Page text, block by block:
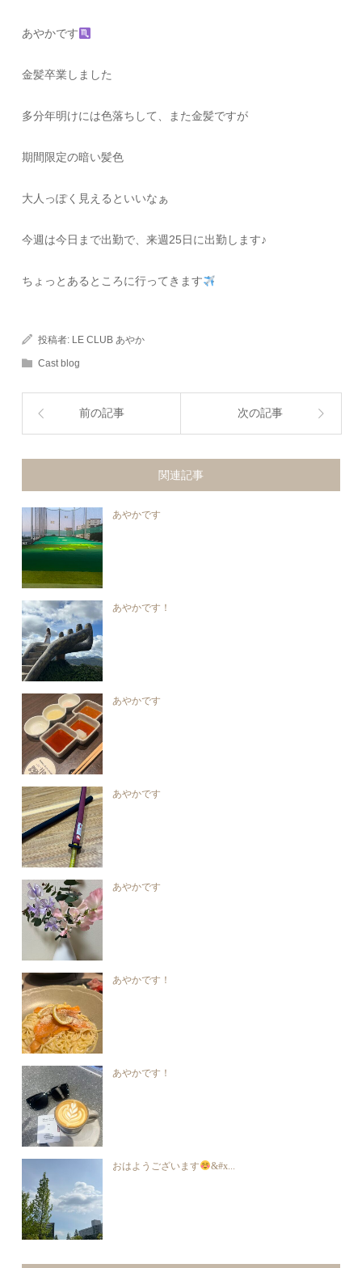
あやかです
金髪卒業しました
多分年明けには色落ちして、また金髪ですが
期間限定の暗い髪色
大人っぽく見えるといいなぁ
今週は今日まで出勤で、来週25日に出勤します♪
ちょっとあるところに行ってきます
投稿者: LE CLUB あやか
Cast blog
前の記事 次の記事
関連記事
あやかです
あやかです！
あやかです
あやかです
あやかです
あやかです！
あやかです！
おはようございます &#x...